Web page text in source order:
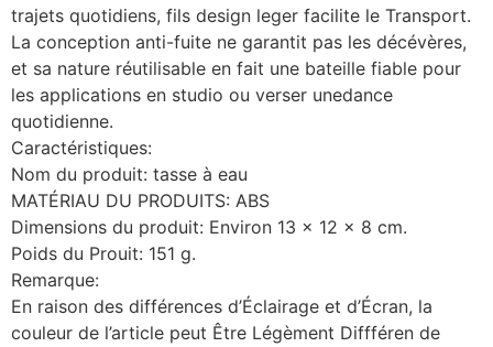
trajets quotidiens, fils design leger facilite le Transport.
La conception anti-fuite ne garantit pas les décévères,
et sa nature réutilisable en fait une bateille fiable pour
les applications en studio ou verser unedance
quotidienne.
Caractéristiques:
Nom du produit: tasse à eau
MATÉRIAU DU PRODUITS: ABS
Dimensions du produit: Environ 13 x 12 x 8 cm.
Poids du Prouit: 151 g.
Remarque:
En raison des différences d’Éclairage et d’Écran, la
couleur de l’article peut Être Légèment Diffféren de